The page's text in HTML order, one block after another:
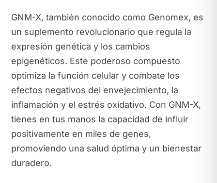
GNM-X, también conocido como Genomex, es
un suplemento revolucionario que regula la
expresión genética y los cambios
epigenéticos. Este poderoso compuesto
optimiza la función celular y combate los
efectos negativos del envejecimiento, la
inflamación y el estrés oxidativo. Con GNM-X,
tienes en tus manos la capacidad de influir
positivamente en miles de genes,
promoviendo una salud óptima y un bienestar
duradero.